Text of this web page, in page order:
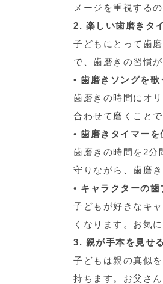
メージを重視する
2. 楽しい歯磨きタ
子どもにとって歯
で、歯磨きの習慣
• 歯磨きソングを歌
歯磨きの時間にオ
合わせて磨くこと
• 歯磨きタイマーを
歯磨きの時間を2分
守りながら、歯磨
• キャラクターの歯
子どもが好きなキ
くなります。お気
3. 親が手本を見せる
子どもは親の真似
持ちます。お父さ